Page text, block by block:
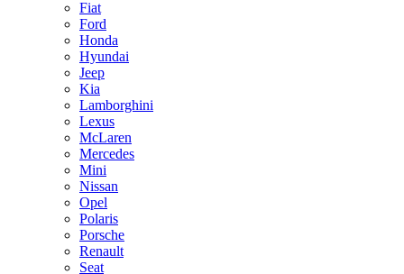
Fiat
Ford
Honda
Hyundai
Jeep
Kia
Lamborghini
Lexus
McLaren
Mercedes
Mini
Nissan
Opel
Polaris
Porsche
Renault
Seat